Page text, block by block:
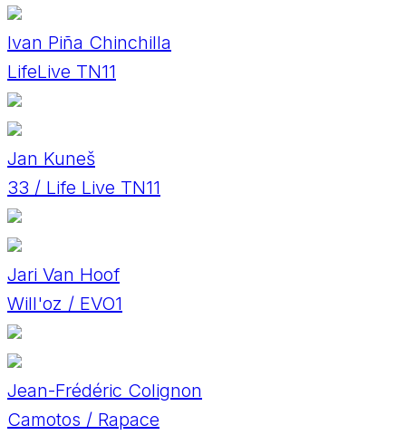
Ivan Piña Chinchilla
LifeLive TN11
Jan Kuneš
33 / Life Live TN11
Jari Van Hoof
Will'oz / EVO1
Jean-Frédéric Colignon
Camotos / Rapace